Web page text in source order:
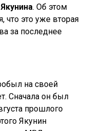
. Об этом
что это уже вторая
за последнее
на своей
Сначала он был
прошлого
Якунин